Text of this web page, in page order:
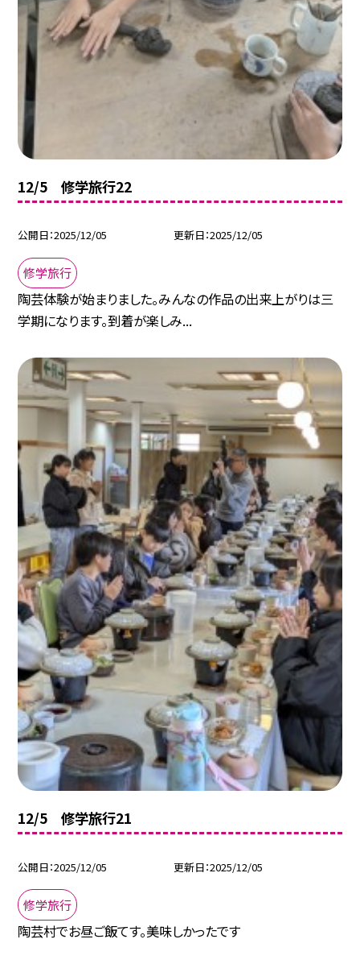
12/5 修学旅行22
公開日 2025/12/05 更新日 2025/12/05
修学旅行
陶芸体験が始まりました。みんなの作品の出来上がりは三
学期になります。到着が楽しみ...
12/5 修学旅行21
公開日 2025/12/05 更新日 2025/12/05
修学旅行
陶芸村でお昼ご飯てす。美味しかったです